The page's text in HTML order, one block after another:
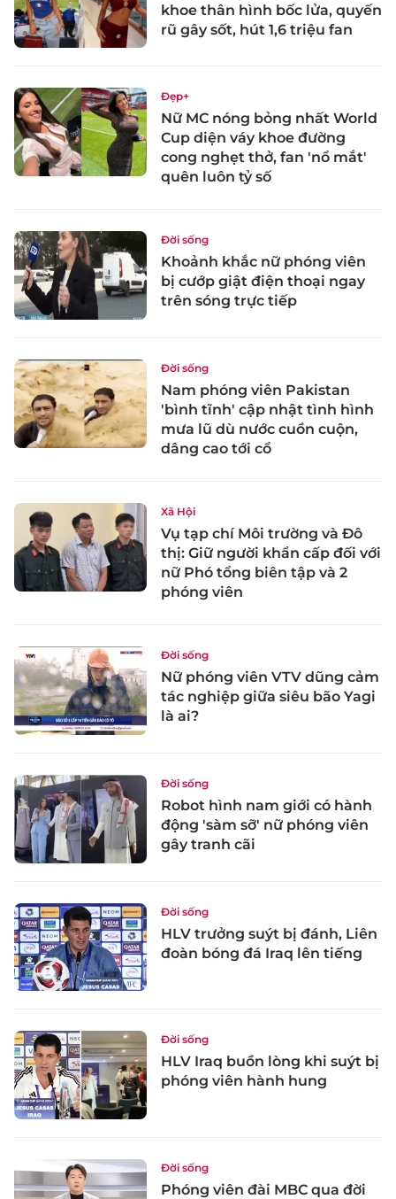
khoe thân hình bốc lửa, quyến
rũ gây sốt, hút 1,6 triệu fan
Đẹp+
Nữ MC nóng bỏng nhất World
Cup diện váy khoe đường
cong nghẹt thở, fan 'nổ mắt'
quên luôn tỷ số
Đời sống
Khoảnh khắc nữ phóng viên
bị cướp giật điện thoại ngay
trên sóng trực tiếp
Đời sống
Nam phóng viên Pakistan
'bình tĩnh' cập nhật tình hình
mưa lũ dù nước cuồn cuộn,
dâng cao tới cổ
Xã Hội
Vụ tạp chí Môi trường và Đô
thị: Giữ người khẩn cấp đối với
nữ Phó tổng biên tập và 2
phóng viên
Đời sống
Nữ phóng viên VTV dũng cảm
tác nghiệp giữa siêu bão Yagi
là ai?
Đời sống
Robot hình nam giới có hành
động 'sàm sỡ' nữ phóng viên
gây tranh cãi
Đời sống
HLV trưởng suýt bị đánh, Liên
đoàn bóng đá Iraq lên tiếng
Đời sống
HLV Iraq buồn lòng khi suýt bị
phóng viên hành hung
Đời sống
Phóng viên đài MBC qua đời